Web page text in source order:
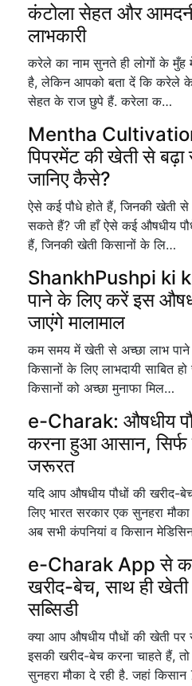
कंटोला सेहत और
लाभकारी
करेले का नाम सुनते ही लोगों के मुँह
है, लेकिन आपको बता दें कि करेले
सेहत के राज छुपे हैं. करेला क…
Mentha
पिपरमेंट की खेती से
जानिए कैसे?
ऐसे कई पौधे होते हैं, जिनकी खेती
सकते हैं? जी हाँ ऐसे कई औषधीय
हैं, जिनकी खेती किसानों के लि…
ShankhPushpi ki
पाने के लिए करें इस
जाएंगे मालामाल
कम समय में खेती से अच्छा लाभ
किसानों के लिए लाभदायी साबित
किसानों को अच्छा मुनाफा मिल…
e-Charak: औषधीय
करना हुआ आसान,
जरूरत
यदि आप औषधीय पौधों की खरीद-
लिए भारत सरकार एक सुनहरा
अब सभी कंपनियां व किसान
e-Charak App से करें
खरीद-बेच, साथ ही खेती
सब्सिडी
क्या आप औषधीय पौधों की खेती पर
इसकी खरीद-बेच करना चाहते हैं,
सुनहरा मौका दे रही है. जहां